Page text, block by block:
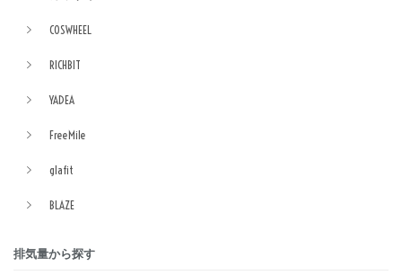
COSWHEEL
RICHBIT
YADEA
FreeMile
glafit
BLAZE
排気量から探す